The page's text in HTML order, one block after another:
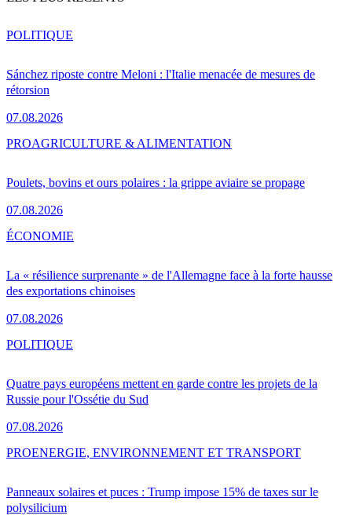
Sánchez riposte contre Meloni : l'Italie menacée de mesures de
rétorsion
07.08.2026
POLITIQUE
Poulets, bovins et ours polaires : la grippe aviaire se propage
07.08.2026
PROAGRICULTURE & ALIMENTATION
La « résilience surprenante » de l'Allemagne face à la forte hausse
des exportations chinoises
07.08.2026
ÉCONOMIE
Quatre pays européens mettent en garde contre les projets de la
Russie pour l'Ossétie du Sud
07.08.2026
POLITIQUE
Panneaux solaires et puces : Trump impose 15% de taxes sur le
polysilicium
PROENERGIE, ENVIRONNEMENT ET TRANSPORT